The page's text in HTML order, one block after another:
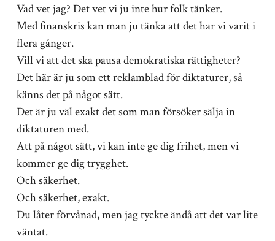
Vad vet jag? Det vet vi ju inte hur folk tänker.
Med finanskris kan man ju tänka att det har vi varit i
flera gånger.
Vill vi att det ska pausa demokratiska rättigheter?
Det här är ju som ett reklamblad för diktaturer, så
känns det på något sätt.
Det är ju väl exakt det som man försöker sälja in
diktaturen med.
Att på något sätt, vi kan inte ge dig frihet, men vi
kommer ge dig trygghet.
Och säkerhet.
Och säkerhet, exakt.
Du låter förvånad, men jag tyckte ändå att det var lite
väntat.